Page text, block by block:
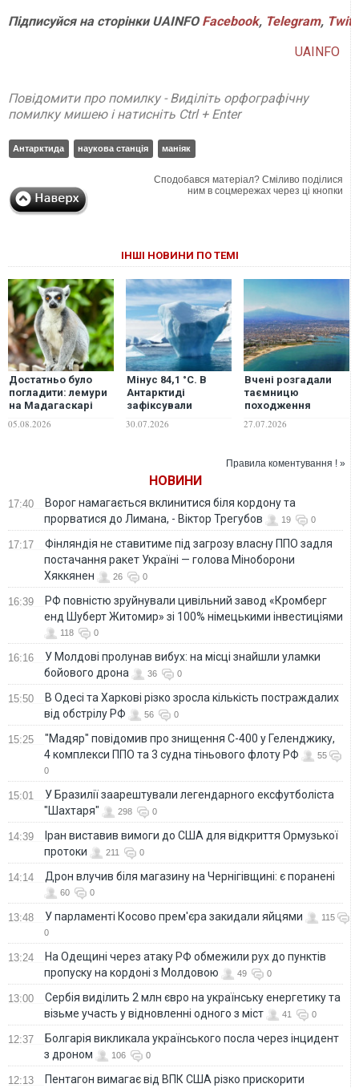
ПідписуйсянасторінкиUAINFO Facebook, Telegram,
UAINFO
Повідомити про помилку - Виділіть орфографічну
помилку мишею і натисніть Ctrl + Enter
Антарктида наукова станція маніяк
Сподобався матеріал? Сміливо поділися
ним в соцмережах через ці кнопки
ІНШІ НОВИНИ ПО ТЕМІ
Достатньо було
погладити: лемури
на Мадагаскарі
людського вірусу
05.08.2026
Мінус 84,1 °C. В
Антарктиді
зафіксували
температуру на
30.07.2026
Вчені розгадали
таємницю
походження
вулкана Європи
27.07.2026
Правила коментування ! »
НОВИНИ
17:40
Ворог намагається вклинитися біля кордону та
прорватися до Лимана, - Віктор Трегубов
19 0
17:17
Фінляндія не ставитиме під загрозу власну ППО задля
постачання ракет Україні — голова Міноборони
Хяккянен
26 0
16:39
РФ повністю зруйнували цивільний завод «Кромберг
енд Шуберт Житомир» зі 100% німецькими інвестиціями
118 0
16:16
У Молдові пролунав вибух: на місці знайшли уламки
бойового дрона
36 0
15:50
В Одесі та Харкові різко зросла кількість постраждалих
від обстрілу РФ
56 0
15:25
"Мадяр" повідомив про знищення С-400 у Геленджику,
4 комплекси ППО та 3 судна тіньового флоту РФ
55
0
15:01
У Бразилії заарештували легендарного ексфутболіста
"Шахтаря"
298 0
14:39
Іран виставив вимоги до США для відкриття Ормузької
протоки
211 0
14:14 Дрон влучив біля магазину на Чернігівщині: є поранені
60 0
13:48 У парламенті Косово прем'єра закидали яйцями
115
0
13:24
На Одещині через атаку РФ обмежили рух до пунктів
пропуску на кордоні з Молдовою
49 0
13:00
Сербія виділить 2 млн євро на українську енергетику та
візьме участь у відновленні одного з міст
41 0
12:37
Болгарія викликала українського посла через інцидент
з дроном
106 0
12:13 Пентагон вимагає від ВПК США різко прискорити